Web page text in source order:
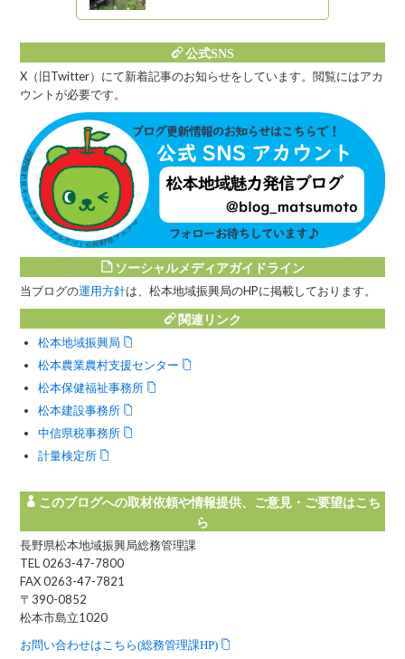
公式SNS
X（旧Twitter）にて新着記事のお知らせをしています。閲覧にはアカ
ウントが必要です。
ソーシャルメディアガイドライン
当ブログの運用方針は、松本地域振興局のHPに掲載しております。
関連リンク
松本地域振興局
松本農業農村支援センター
松本保健福祉事務所
松本建設事務所
中信県税事務所
計量検定所
このブログへの取材依頼や情報提供、ご意見・ご要望はこち
ら
長野県松本地域振興局総務管理課
TEL 0263-47-7800
FAX 0263-47-7821
〒390-0852
松本市島立1020
お問い合わせはこちら(総務管理課HP)